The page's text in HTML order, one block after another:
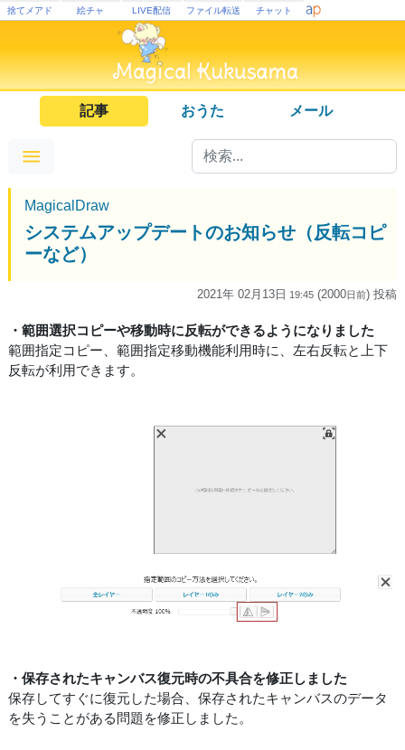
捨てメアド 絵チャ LIVE配信 ファイル転送 チャット
記事 おうた メール
MagicalDraw
システムアップデートのお知らせ（反転コピ
ーなど）
2021年 02月13日 19:45 (2000日前) 投稿
・範囲選択コピーや移動時に反転ができるようになりました
範囲指定コピー、範囲指定移動機能利用時に、左右反転と上下
反転が利用できます。
・保存されたキャンバス復元時の不具合を修正しました
保存してすぐに復元した場合、保存されたキャンバスのデータ
を失うことがある問題を修正しました。